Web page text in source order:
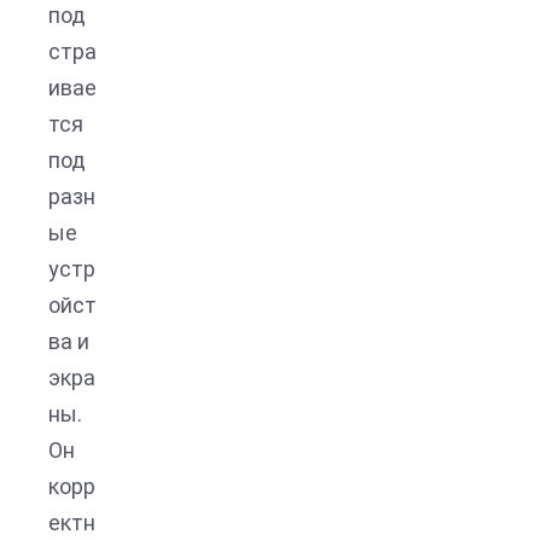
под
стра
ивае
тся
под
разн
ые
устр
ойст
ва и
экра
ны.
Он
корр
ектн